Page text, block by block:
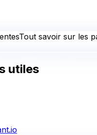
Tout savoir sur les
utiles